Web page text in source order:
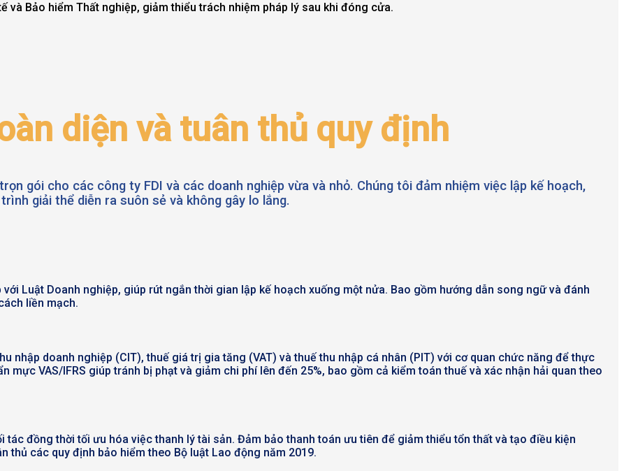
và Bảo hiểm Thất nghiệp, giảm thiểu trách nhiệm pháp lý sau khi đóng cửa.
diện và tuân thủ quy định
gói cho các công ty FDI và các doanh nghiệp vừa và nhỏ. Chúng tôi đảm nhiệm việc lập kế hoạch,
giải thể diễn ra suôn sẻ và không gây lo lắng.
Luật Doanh nghiệp, giúp rút ngắn thời gian lập kế hoạch xuống một nửa. Bao gồm hướng dẫn song ngữ và đánh
liền mạch.
nhập doanh nghiệp (CIT), thuế giá trị gia tăng (VAT) và thuế thu nhập cá nhân (PIT) với cơ quan chức năng để thực
mực VAS/IFRS giúp tránh bị phạt và giảm chi phí lên đến 25%, bao gồm cả kiểm toán thuế và xác nhận hải quan theo
tác đồng thời tối ưu hóa việc thanh lý tài sản. Đảm bảo thanh toán ưu tiên để giảm thiểu tổn thất và tạo điều kiện
thủ các quy định bảo hiểm theo Bộ luật Lao động năm 2019.